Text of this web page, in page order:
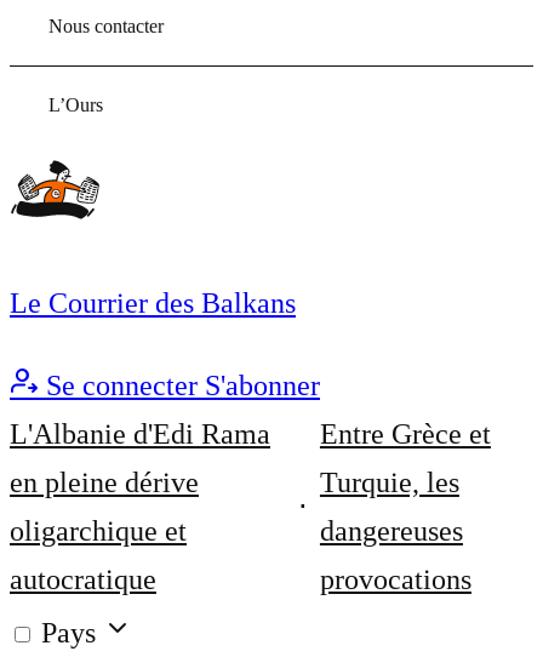
Nous contacter
L’Ours
Le Courrier des Balkans
Se connecter S'abonner
L'Albanie d'Edi Rama
en pleine dérive
oligarchique et
autocratique
Entre Grèce et
Turquie, les
dangereuses
provocations
Pays